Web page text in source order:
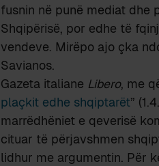
fusnin në punë mediat dhe
Shqipërisë, por edhe të
vendeve. Mirëpo ajo çka
Savianos.
Gazeta italiane Libero, me
plaçkit edhe shqiptarët”
marrëdhëniet e qeverisë
cituar të përjavshmen
lidhur me argumentin. Për